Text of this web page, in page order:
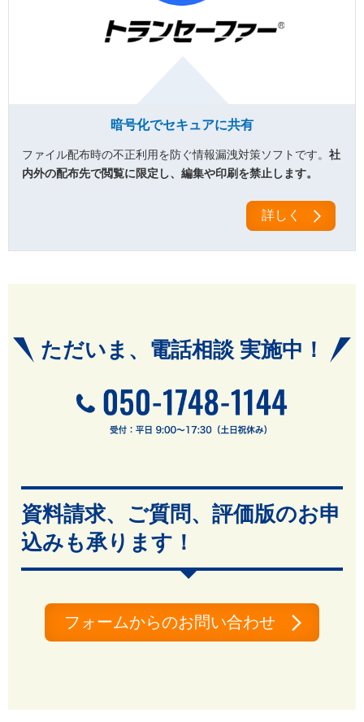
暗号化でセキュアに共有
ファイル配布時の不正利用を防ぐ情報漏洩対策ソフトです。 社
内外の配布先で閲覧に限定し、編集や印刷を禁止します。
詳しく
ただいま、電話相談 実施中！
資料請求、ご質問、評価版のお申
込みも承ります！
フォームからのお問い合わせ